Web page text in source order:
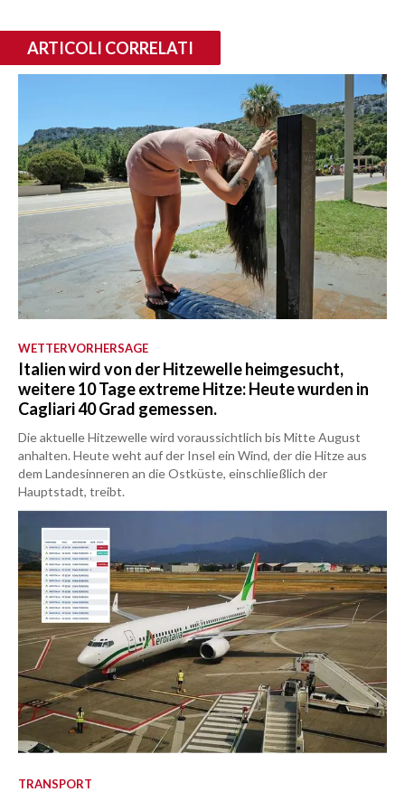
ARTICOLI CORRELATI
WETTERVORHERSAGE
Italien wird von der Hitzewelle heimgesucht,
weitere 10 Tage extreme Hitze: Heute wurden in
Cagliari 40 Grad gemessen.
Die aktuelle Hitzewelle wird voraussichtlich bis Mitte August
anhalten. Heute weht auf der Insel ein Wind, der die Hitze aus
dem Landesinneren an die Ostküste, einschließlich der
Hauptstadt, treibt.
TRANSPORT